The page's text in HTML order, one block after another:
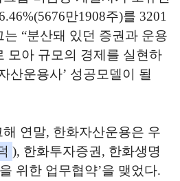
만1908주)를 3201
“분산돼 있던 증권과 운용
모아 규모의 경제를 실현하
산운용사’ 성공모델이 될
해 연말, 한화자산운용은 우
), 한화투자증권, 한화생명
위한 업무협약’을 맺었다.